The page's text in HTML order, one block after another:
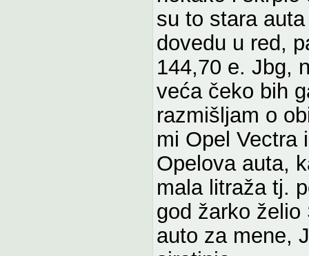
su to stara
dovedu u red,
144,70 e. Jbg,
veća čeko bih
razmišljam o
mi Opel Vectra
Opelova auta,
mala litraža tj.
god žarko želio
auto za mene,